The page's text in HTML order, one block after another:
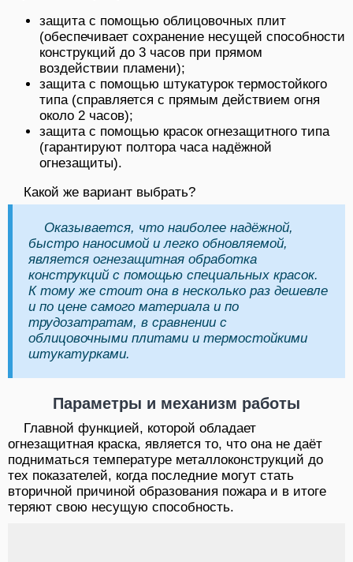
защита с помощью облицовочных плит
(обеспечивает сохранение несущей способности
конструкций до 3 часов при прямом
воздействии пламени);
защита с помощью штукатурок термостойкого
типа (справляется с прямым действием огня
около 2 часов);
защита с помощью красок огнезащитного типа
(гарантируют полтора часа надёжной
огнезащиты).
Какой же вариант выбрать?
Оказывается, что наиболее надёжной,
быстро наносимой и легко обновляемой,
является огнезащитная обработка
конструкций с помощью специальных красок.
К тому же стоит она в несколько раз дешевле
и по цене самого материала и по
трудозатратам, в сравнении с
облицовочными плитами и термостойкими
штукатурками.
Параметры и механизм работы
Главной функцией, которой обладает
огнезащитная краска, является то, что она не даёт
подниматься температуре металлоконструкций до
тех показателей, когда последние могут стать
вторичной причиной образования пожара и в итоге
теряют свою несущую способность.